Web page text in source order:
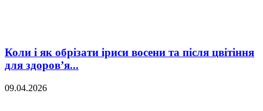
Коли і як обрізати іриси восени та після цвітіння
для здоров’я...
09.04.2026